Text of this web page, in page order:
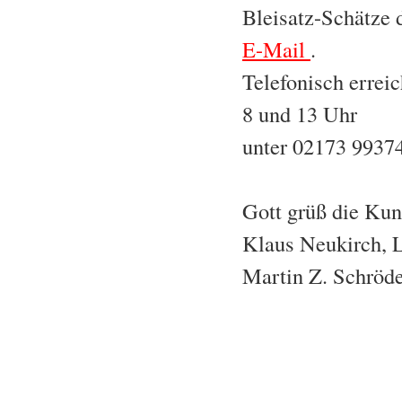
Bleisatz-Schätze
E-Mail .
Telefonisch
8 und 13 Uhr
unter 02173
Gott grüß die
Klaus Neukirch,
Martin Z.